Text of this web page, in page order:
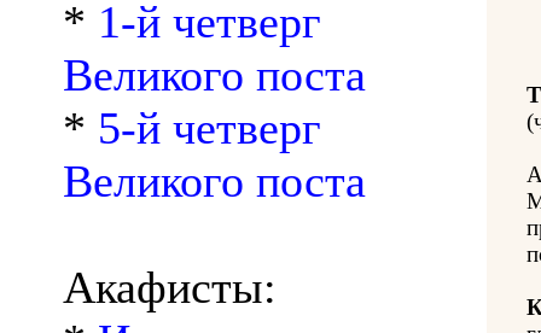
* 1-й четверг
Великого поста
* 5-й четверг
Великого поста
Акафисты: